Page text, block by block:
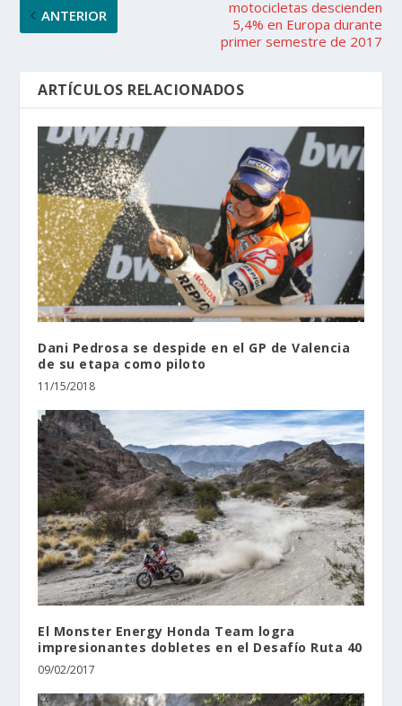
ANTERIOR
motocicletas descienden
5,4% en Europa durante
primer semestre de 2017
ARTÍCULOS RELACIONADOS
Dani Pedrosa se despide en el GP de Valencia
de su etapa como piloto
11/15/2018
El Monster Energy Honda Team logra
impresionantes dobletes en el Desafío Ruta 40
09/02/2017